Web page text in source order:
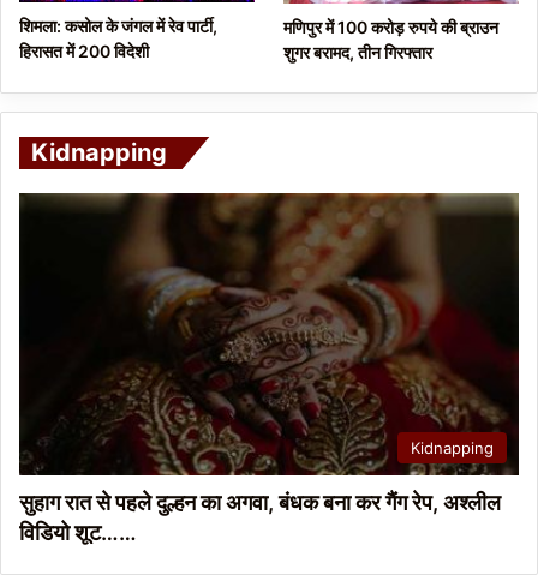
शिमला: कसोल के जंगल में रेव पार्टी,
हिरासत में 200 विदेशी
मणिपुर में 100 करोड़ रुपये की ब्राउन
शुगर बरामद, तीन गिरफ्तार
Kidnapping
Kidnapping
सुहाग रात से पहले दुल्हन का अगवा, बंधक बना कर गैंग रेप, अश्लील
विडियो शूट……